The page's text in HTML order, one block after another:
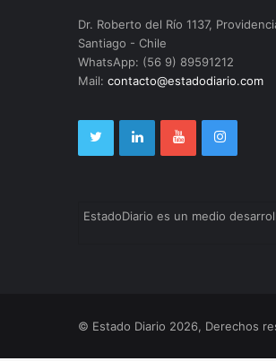
Dr. Roberto del Río 1137,
Santiago - Chile
WhatsApp: (56 9) 89591212
Mail: contacto@estadodiario.com
EstadoDiario es un medio
© Estado Diario 2026, Derechos